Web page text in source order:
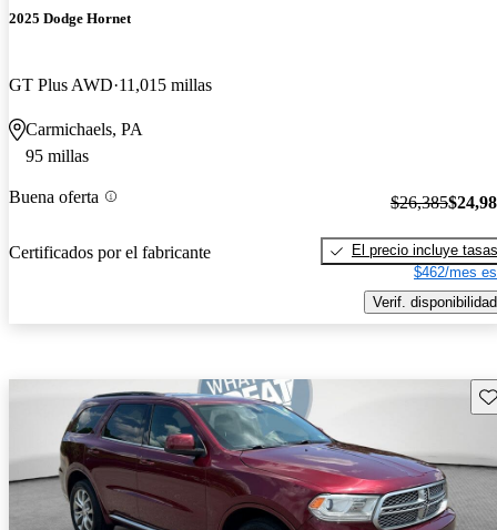
2025 Dodge Hornet
GT Plus AWD 11,015 millas
Carmichaels, PA
95 millas
Buena oferta
Certificados por el fabricante
$26,385
El precio incluye tasas
$462/mes
Verif. disponibilidad